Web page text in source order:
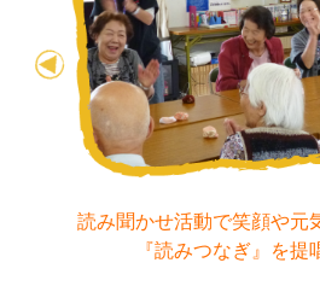
動画配信
今月の予定
活動場所のご
ファンクラブの
読み聞かせ活動で笑顔や元
『読みつなぎ』を提